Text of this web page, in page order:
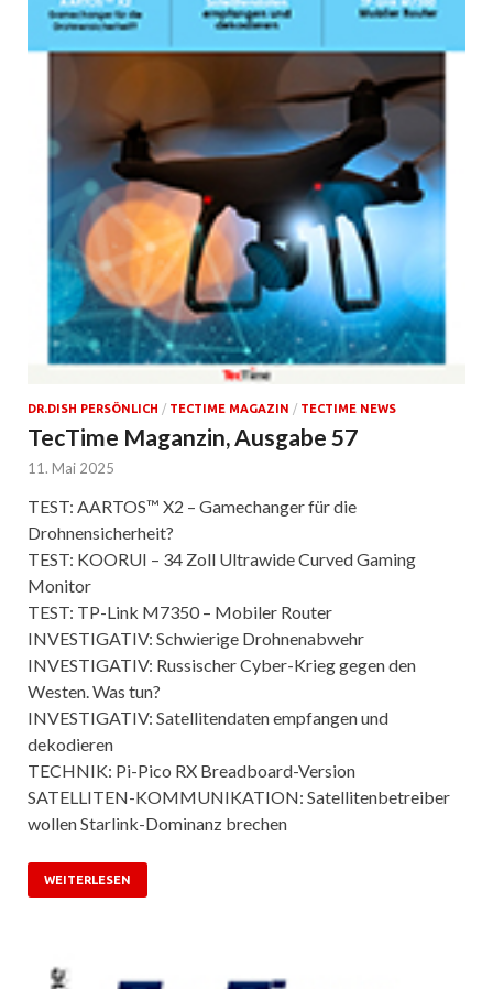
DR.DISH PERSÖNLICH / TECTIME MAGAZIN / TECTIME NEWS
TecTime Maganzin, Ausgabe 57
11. Mai 2025
TEST: AARTOS™ X2 – Gamechanger für die
Drohnensicherheit?
TEST: KOORUI – 34 Zoll Ultrawide Curved Gaming
Monitor
TEST: TP-Link M7350 – Mobiler Router
INVESTIGATIV: Schwierige Drohnenabwehr
INVESTIGATIV: Russischer Cyber-Krieg gegen den
Westen. Was tun?
INVESTIGATIV: Satellitendaten empfangen und
dekodieren
TECHNIK: Pi-Pico RX Breadboard-Version
SATELLITEN-KOMMUNIKATION: Satellitenbetreiber
wollen Starlink-Dominanz brechen
WEITERLESEN